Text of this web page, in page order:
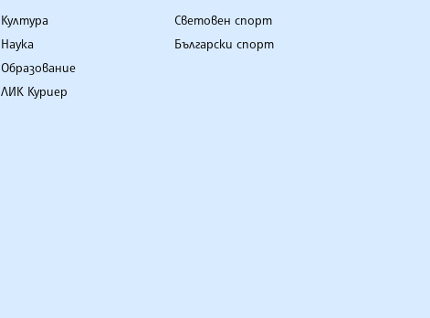
Култура
Наука
Образование
ЛИК Куриер
Световен спорт
Български спорт